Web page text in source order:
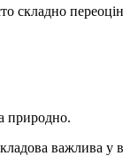
складно
природно.
важлива